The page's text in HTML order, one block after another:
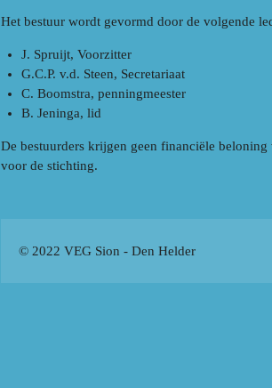
Het bestuur wordt gevormd door de volgende
J. Spruijt, Voorzitter
G.C.P. v.d. Steen, Secretariaat
C. Boomstra, penningmeester
B. Jeninga, lid
De bestuurders krijgen geen financiële
voor de stichting.
© 2022 VEG Sion - Den Helder